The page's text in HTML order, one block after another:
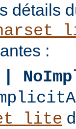
détails
: